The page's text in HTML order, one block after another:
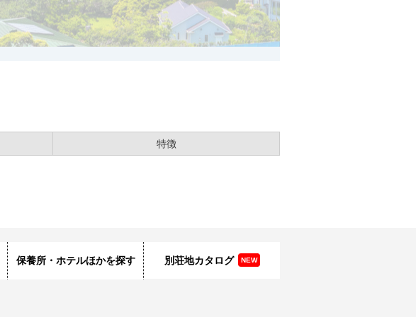
特徴
保養所・ホテルほかを探す 別荘地カタログ NEW